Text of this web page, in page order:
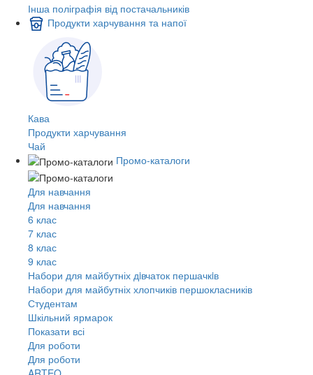
Інша поліграфія від постачальників
Продукти харчування та напої
Кава
Продукти харчування
Чай
Промо-каталоги
Для навчання
Для навчання
6 клас
7 клас
8 клас
9 клас
Набори для майбутніх дiвчаток першачкiв
Набори для майбутніх хлопчиків першокласників
Студентам
Шкільний ярмарок
Показати всі
Для роботи
Для роботи